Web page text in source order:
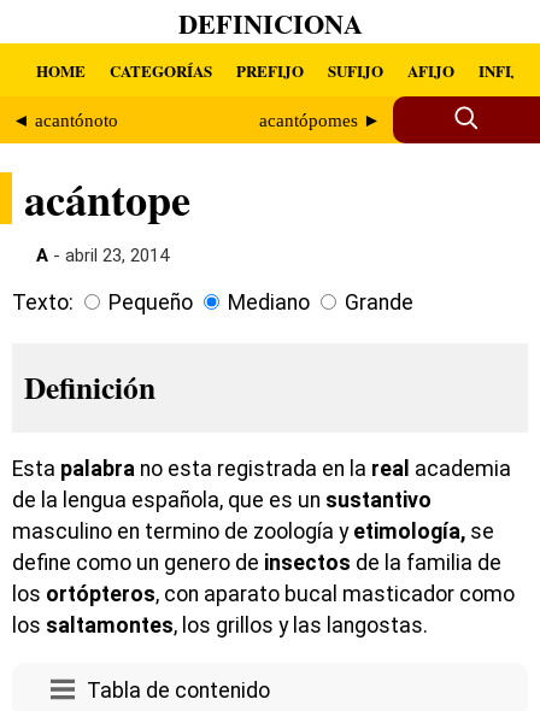
DEFINICIONA
HOME CATEGORÍAS PREFIJO SUFIJO AFIJO INFIJO
◄ acantónoto acantópomes ►
acántope
A - abril 23, 2014
Texto: Pequeño Mediano Grande
Definición
Esta palabra no esta registrada en la real academia
de la lengua española, que es un sustantivo
masculino en termino de zoología y etimología, se
define como un genero de insectos de la familia de
los ortópteros, con aparato bucal masticador como
los saltamontes, los grillos y las langostas.
Tabla de contenido